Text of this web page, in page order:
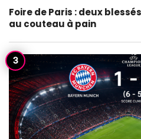
Foire de Paris : deux
au couteau à pain